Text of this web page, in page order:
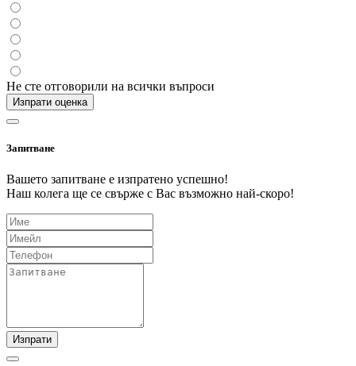
Не сте отговорили на всички въпроси
Изпрати оценка
Запитване
Вашето запитване е изпратено успешно!
Наш колега ще се свърже с Вас възможно най-скоро!
Изпрати